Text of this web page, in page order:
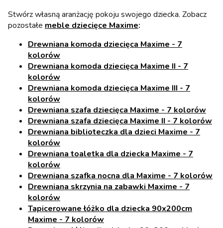
Stwórz własną aranżację pokoju swojego dziecka. Zobacz
pozostałe meble dziecięce Maxime:
Drewniana komoda dziecięca Maxime - 7
kolorów
Drewniana komoda dziecięca Maxime II - 7
kolorów
Drewniana komoda dziecięca Maxime III - 7
kolorów
Drewniana szafa dziecięca Maxime - 7 kolorów
Drewniana szafa dziecięca Maxime II - 7 kolorów
Drewniana biblioteczka dla dzieci Maxime - 7
kolorów
Drewniana toaletka dla dziecka Maxime - 7
kolorów
Drewniana szafka nocna dla Maxime - 7 kolorów
Drewniana skrzynia na zabawki Maxime - 7
kolorów
Tapicerowane łóżko dla dziecka 90x200cm
Maxime - 7 kolorów